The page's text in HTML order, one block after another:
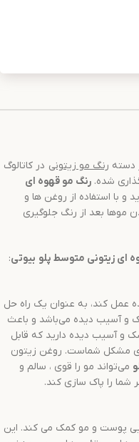
دسته رنگ موزیتونی در کاتالوگ
رنگ مو قهوه ای
و با استفاده از روغن ها و
بعد از رنگ جلوگیری
ای زیتونی متوسط پلو بیوتی:
عمل کند، به عنوان یک راه حل
و آسیب دیده می‌باشد و باعث
و آسیب دیده دارید که قابل
مشکل شماست. روغن زیتون
می‌تواند مو را قوی ، سالم و
را پاک سازی کند.
پوست و مو کمک می کند. این